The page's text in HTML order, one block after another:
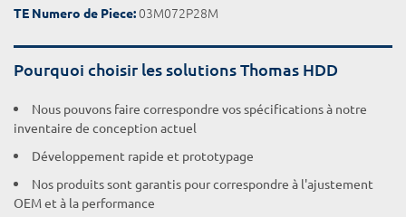
TE Numero de Piece:03M072P28M
Pourquoi choisir les solutions Thomas HDD
Nous pouvons faire correspondre vos spécifications à notre
inventaire de conception actuel
Développement rapide et prototypage
Nos produits sont garantis pour correspondre à l'ajustement
OEM et à la performance